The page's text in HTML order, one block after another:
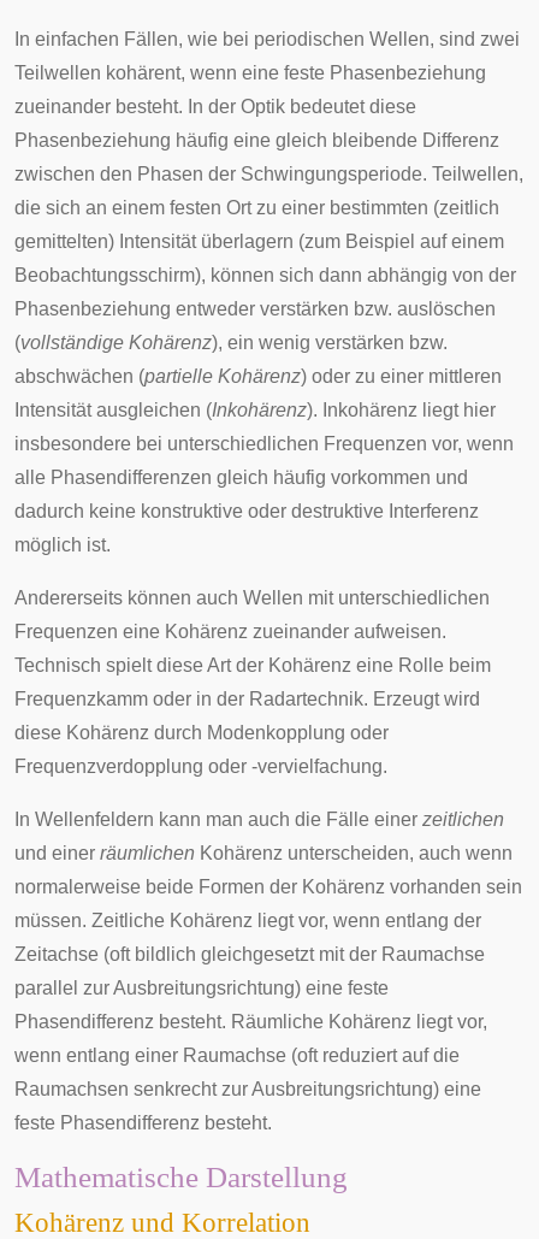
In einfachen Fällen, wie bei periodischen Wellen, sind zwei
Teilwellen kohärent, wenn eine feste Phasenbeziehung
zueinander besteht. In der Optik bedeutet diese
Phasenbeziehung häufig eine gleich bleibende Differenz
zwischen den Phasen der Schwingungsperiode. Teilwellen,
die sich an einem festen Ort zu einer bestimmten (zeitlich
gemittelten) Intensität überlagern (zum Beispiel auf einem
Beobachtungsschirm), können sich dann abhängig von der
Phasenbeziehung entweder verstärken bzw. auslöschen
(vollständige Kohärenz), ein wenig verstärken bzw.
abschwächen (partielle Kohärenz) oder zu einer mittleren
Intensität ausgleichen (Inkohärenz). Inkohärenz liegt hier
insbesondere bei unterschiedlichen Frequenzen vor, wenn
alle Phasendifferenzen gleich häufig vorkommen und
dadurch keine konstruktive oder destruktive Interferenz
möglich ist.
Andererseits können auch Wellen mit unterschiedlichen
Frequenzen eine Kohärenz zueinander aufweisen.
Technisch spielt diese Art der Kohärenz eine Rolle beim
Frequenzkamm oder in der Radartechnik. Erzeugt wird
diese Kohärenz durch Modenkopplung oder
Frequenzverdopplung oder -vervielfachung.
In Wellenfeldern kann man auch die Fälle einer zeitlichen
und einer räumlichen Kohärenz unterscheiden, auch wenn
normalerweise beide Formen der Kohärenz vorhanden sein
müssen. Zeitliche Kohärenz liegt vor, wenn entlang der
Zeitachse (oft bildlich gleichgesetzt mit der Raumachse
parallel zur Ausbreitungsrichtung) eine feste
Phasendifferenz besteht. Räumliche Kohärenz liegt vor,
wenn entlang einer Raumachse (oft reduziert auf die
Raumachsen senkrecht zur Ausbreitungsrichtung) eine
feste Phasendifferenz besteht.
Mathematische Darstellung
Kohärenz und Korrelation